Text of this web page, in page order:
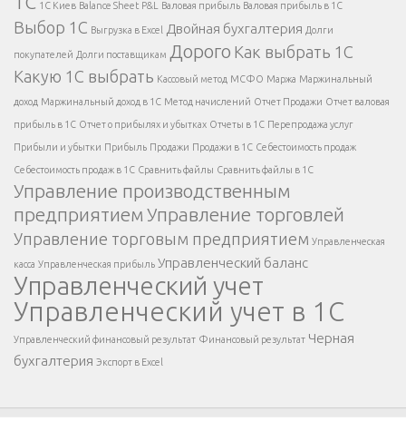
1С Киев Balance Sheet P&L Валовая прибыль Валовая прибыль в 1С
Выбор 1С Выгрузка в Excel Двойная бухгалтерия Долги
покупателей Долги поставщикам Дорого Как выбрать 1С
Какую 1С выбрать Кассовый метод МСФО Маржа Маржинальный
доход Маржинальный доход в 1С Метод начислений Отчет Продажи Отчет валовая
прибыль в 1С Отчет о прибылях и убытках Отчеты в 1С Перепродажа услуг
Прибыли и убытки Прибыль Продажи Продажи в 1С Себестоимость продаж
Себестоимость продаж в 1С Сравнить файлы Сравнить файлы в 1С
Управление производственным
предприятием Управление торговлей
Управление торговым предприятием Управленческая
касса Управленческая прибыль Управленческий баланс
Управленческий учет
Управленческий учет в 1С
Управленческий финансовый результат Финансовый результат Черная
бухгалтерия Экспорт в Excel